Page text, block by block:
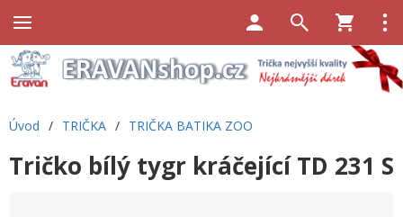
Úvod / TRIČKA / TRIČKA BATIKA ZOO
Tričko bílý tygr kráčející TD 231 S